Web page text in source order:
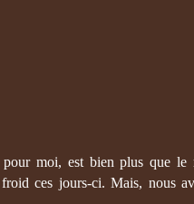
moi, est bien plus que le
ces jours-ci. Mais, nous